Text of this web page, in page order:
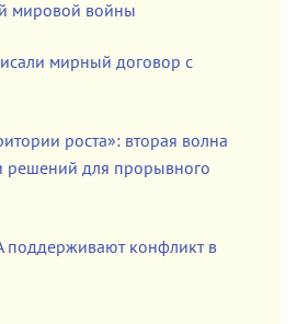
мировой войны
мирный договор с
роста»: вторая волна
решений для прорывного
поддерживают конфликт в